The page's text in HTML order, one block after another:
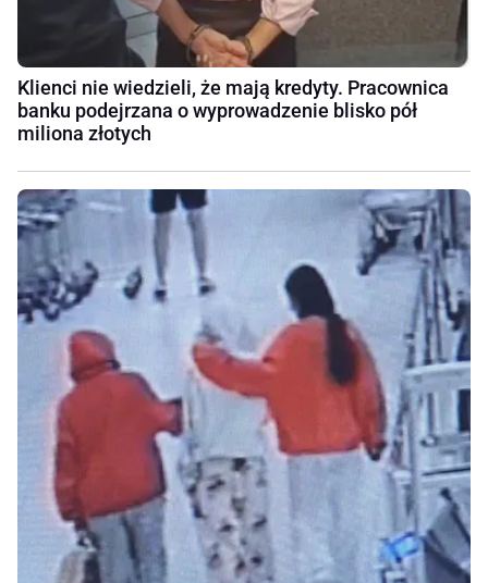
Klienci nie wiedzieli, że mają kredyty. Pracownica
banku podejrzana o wyprowadzenie blisko pół
miliona złotych